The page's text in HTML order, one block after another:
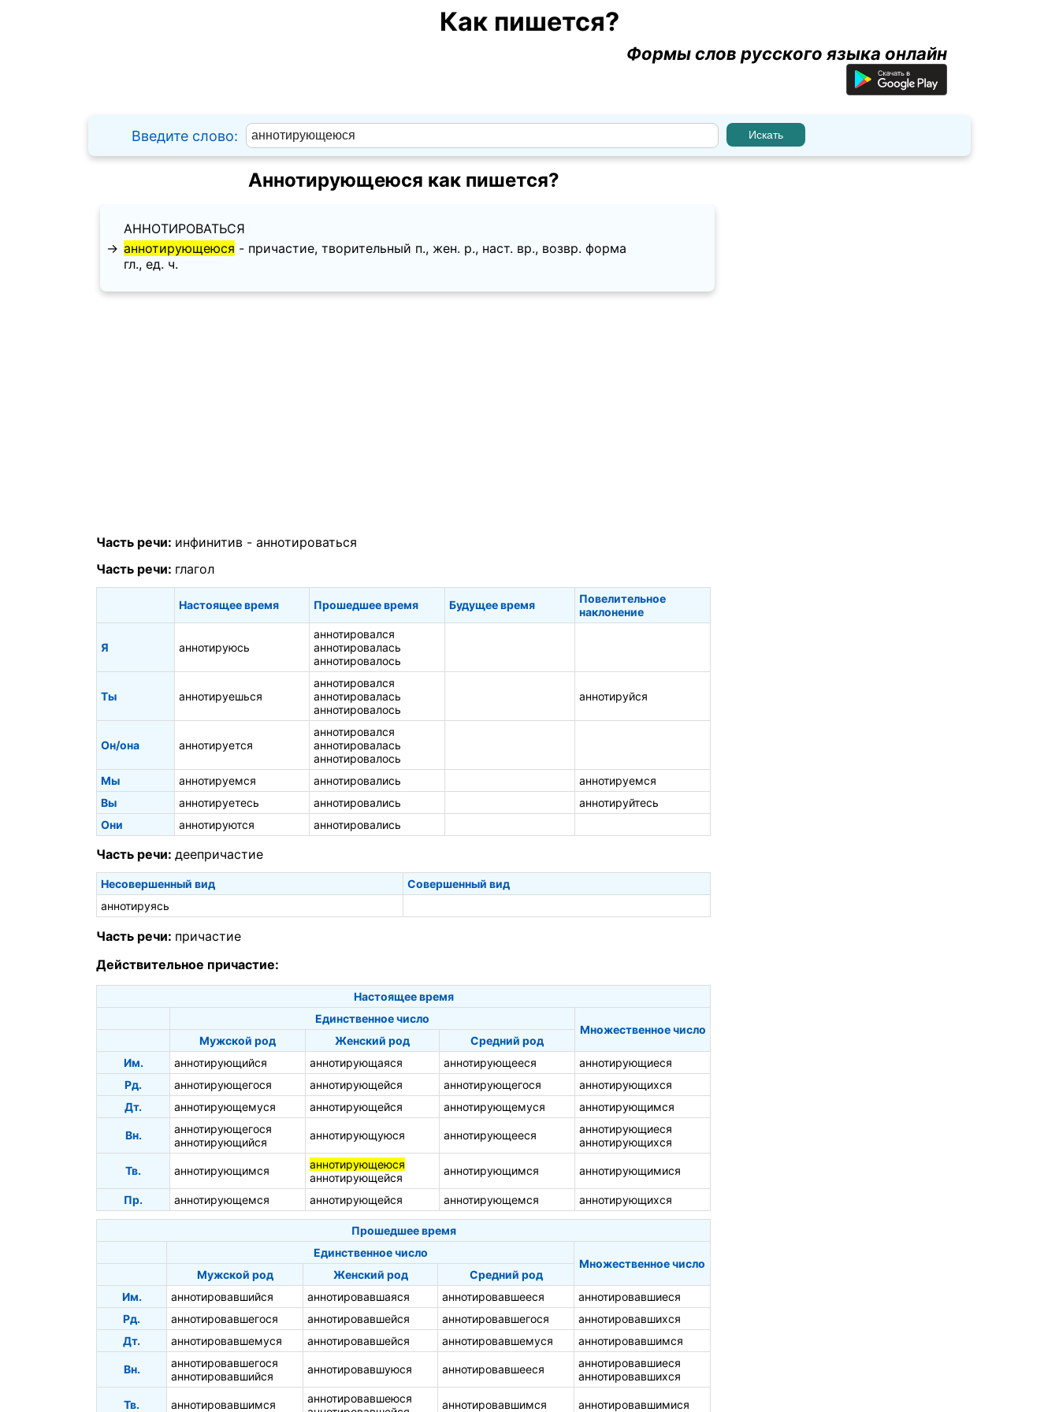
Как пишется?
Формы слов русского языка онлайн
Введите слово:
Аннотирующеюся как пишется?
АННОТИРОВАТЬСЯ
→ аннотирующеюся - причастие, творительный п., жен. p., наст. вр., возвр. форма
гл., ед. ч.
Часть речи: инфинитив - аннотироваться
Часть речи: глагол
Настоящее время Прошедшее время Будущее время
Повелительное
наклонение
Я аннотируюсь
аннотировался
аннотировалась
аннотировалось
Ты аннотируешься
аннотировался
аннотировалась
аннотировалось
аннотируйся
Он/она аннотируется
аннотировался
аннотировалась
аннотировалось
Мы
аннотируемся аннотировались
аннотируемся
Вы
аннотируетесь аннотировались
аннотируйтесь
Они
аннотируются аннотировались
Часть речи: деепричастие
Несовершенный вид
Совершенный вид
аннотируясь
Часть речи: причастие
Действительное причастие:
Настоящее время
Единственное число
Множественное число
Мужской род
Женский род
Средний род
Им.
аннотирующийся аннотирующаяся аннотирующееся
аннотирующиеся
Рд.
аннотирующегося аннотирующейся аннотирующегося
аннотирующихся
Дт.
аннотирующемуся аннотирующейся аннотирующемуся аннотирующимся
Вн.
аннотирующегося
аннотирующийся
аннотирующуюся аннотирующееся
аннотирующиеся
аннотирующихся
Тв. аннотирующимся
аннотирующеюся
аннотирующейся
аннотирующимся аннотирующимися
Пр. аннотирующемся аннотирующейся аннотирующемся аннотирующихся
Прошедшее время
Единственное число
Множественное число
Мужской род
Женский род
Средний род
Им.
аннотировавшийся аннотировавшаяся аннотировавшееся
аннотировавшиеся
Рд.
аннотировавшегося аннотировавшейся аннотировавшегося
аннотировавшихся
Дт.
аннотировавшемуся аннотировавшейся аннотировавшемуся аннотировавшимся
Вн.
аннотировавшегося
аннотировавшийся
аннотировавшуюся аннотировавшееся
аннотировавшиеся
аннотировавшихся
Тв. аннотировавшимся
аннотировавшеюся
аннотировавшимся аннотировавшимися